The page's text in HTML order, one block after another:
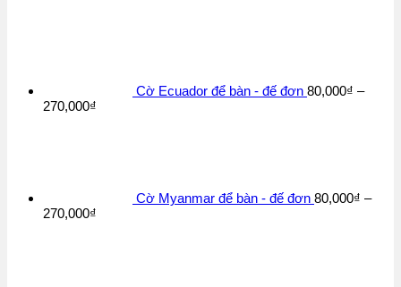
Cờ Ecuador để bàn - đế đơn 80,000₫ –
270,000₫
Cờ Myanmar để bàn - đế đơn 80,000₫ –
270,000₫